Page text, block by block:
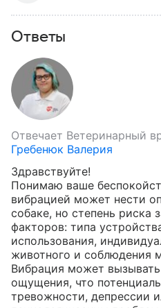
Ответы
Отвечает Ветеринарный
Гребенюк Валерия
Здравствуйте!
Понимаю ваше
вибрацией может нести
собаке, но степень риска
факторов: типа
использования,
животного и соблюдения
Вибрация может
ощущения, что
тревожности, депрессии